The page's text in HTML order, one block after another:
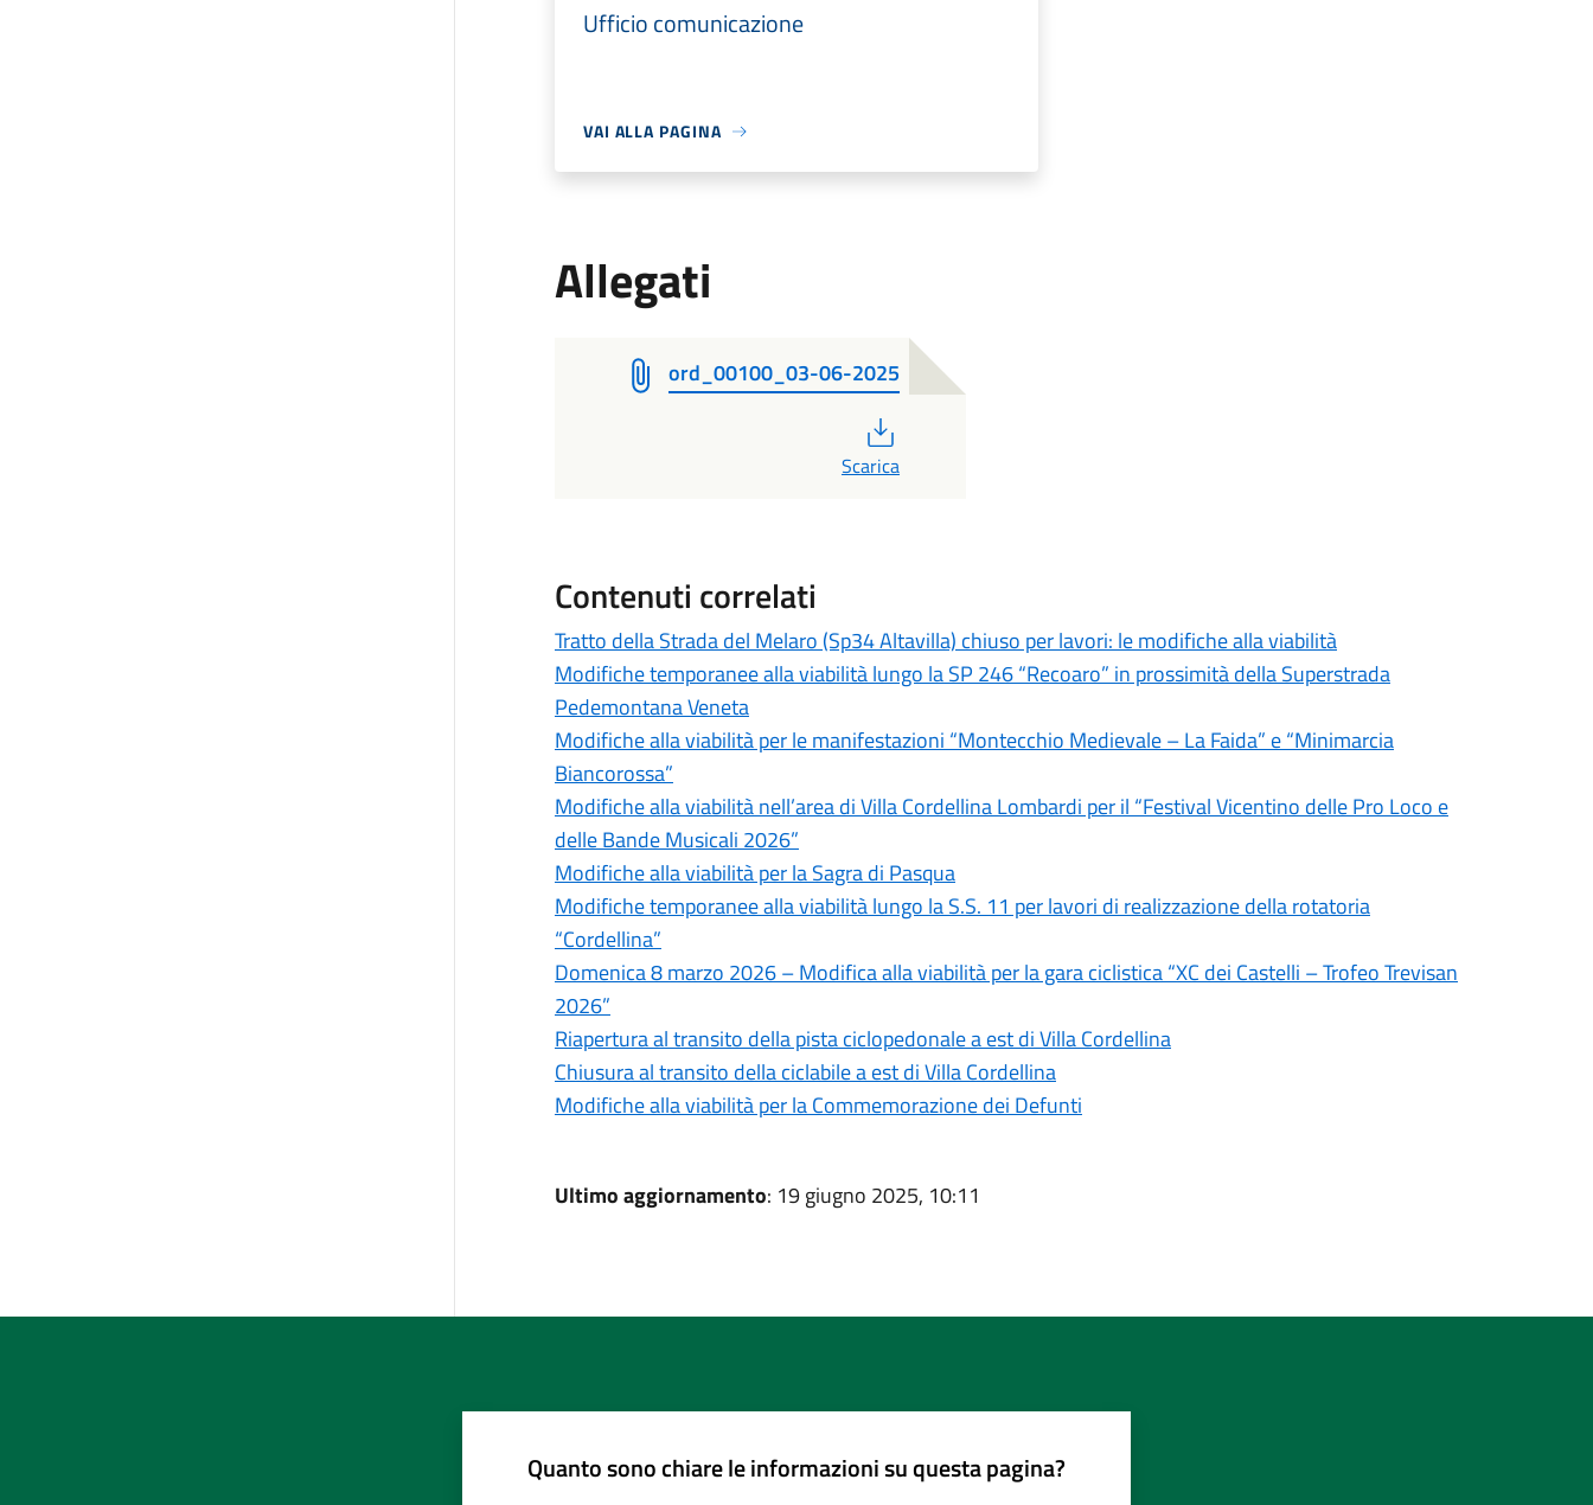
Ufficio comunicazione
VAI ALLA PAGINA
Allegati
ord_00100_03-06-2025
Scarica
Contenuti correlati
Tratto della Strada del Melaro (Sp34 Altavilla) chiuso per lavori: le modifiche alla viabilità
Modifiche temporanee alla viabilità lungo la SP 246 “Recoaro” in prossimità della Superstrada
Pedemontana Veneta
Modifiche alla viabilità per le manifestazioni “Montecchio Medievale – La Faida” e “Minimarcia
Biancorossa”
Modifiche alla viabilità nell’area di Villa Cordellina Lombardi per il “Festival Vicentino delle Pro Loco e
delle Bande Musicali 2026”
Modifiche alla viabilità per la Sagra di Pasqua
Modifiche temporanee alla viabilità lungo la S.S. 11 per lavori di realizzazione della rotatoria
“Cordellina”
Domenica 8 marzo 2026 – Modifica alla viabilità per la gara ciclistica “XC dei Castelli – Trofeo Trevisan
2026”
Riapertura al transito della pista ciclopedonale a est di Villa Cordellina
Chiusura al transito della ciclabile a est di Villa Cordellina
Modifiche alla viabilità per la Commemorazione dei Defunti
Ultimo aggiornamento: 19 giugno 2025, 10:11
Quanto sono chiare le informazioni su questa pagina?